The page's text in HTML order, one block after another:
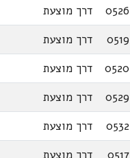
0526
דרך מוצעת
0519
דרך מוצעת
0520
דרך מוצעת
0529
דרך מוצעת
0532
דרך מוצעת